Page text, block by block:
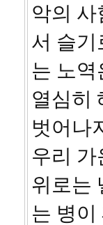
악의
서 슬기
는 노
열심히
벗어나
우리
위로는
는 병